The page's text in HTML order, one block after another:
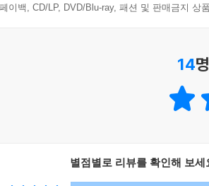
함께 네트워크 구조, 순전파함수, 손실함
추정은 화상에 포함된 여러 인물을 탐
은 자연어 처리(NLP)에 활용되는
이백, CD/LP, DVD/Blu-ray, 패션 및 판매금지 상
14
별점별로 리뷰를 확인해 보세